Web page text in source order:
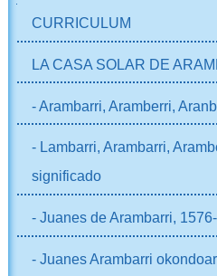
CURRICULUM
LA CASA SOLAR DE
- Arambarri, Aramberri,
- Lambarri, Arambarri,
significado
- Juanes de Arambarri,
- Juanes Arambarri